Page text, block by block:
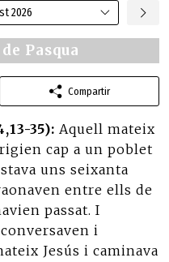
2026
Pasqua
Compartir
35): Aquell mateix
cap a un poblet
uns seixanta
entre ells de
passat. I
i
Jesús i caminava